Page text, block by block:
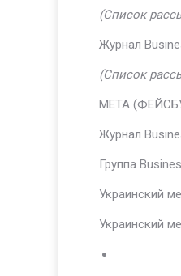
(Список
Журнал
(Список
МЕТА
Журнал
Группа
Украинский
Украинский